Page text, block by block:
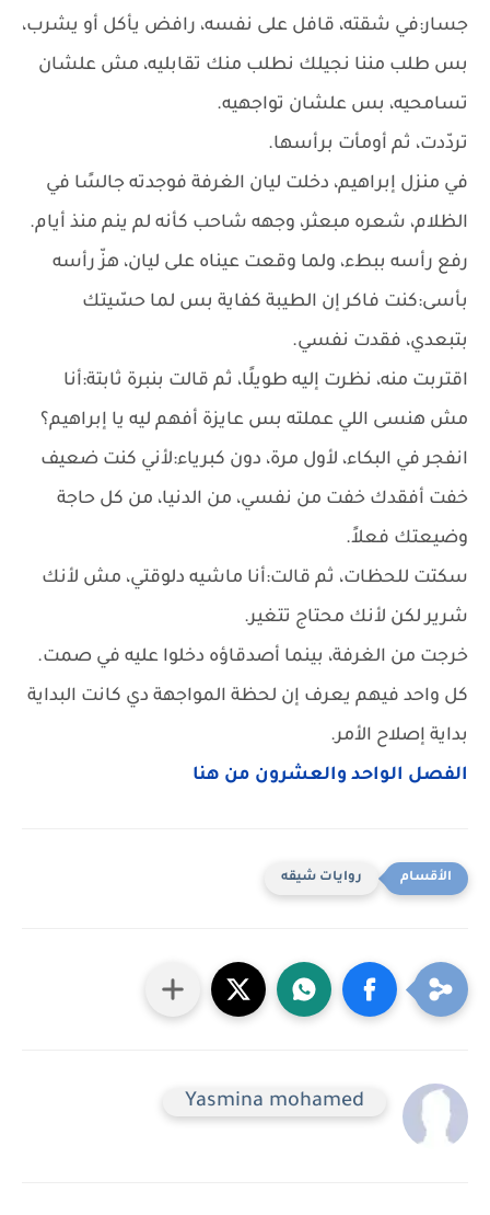
جسار:في شقته، قافل على نفسه، رافض يأكل أو يشرب،
بس طلب مننا نجيلك نطلب منك تقابليه، مش علشان
تسامحيه، بس علشان تواجهيه.
تردّدت، ثم أومأت برأسها.
في منزل إبراهيم، دخلت ليان الغرفة فوجدته جالسًا في
الظلام، شعره مبعثر، وجهه شاحب كأنه لم ينم منذ أيام.
رفع رأسه ببطء، ولما وقعت عيناه على ليان، هزّ رأسه
بأسى:كنت فاكر إن الطيبة كفاية بس لما حسّيتك
بتبعدي، فقدت نفسي.
اقتربت منه، نظرت إليه طويلًا، ثم قالت بنبرة ثابتة:أنا
مش هنسى اللي عملته بس عايزة أفهم ليه يا إبراهيم؟
انفجر في البكاء، لأول مرة، دون كبرياء:لأني كنت ضعيف
خفت أفقدك خفت من نفسي، من الدنيا، من كل حاجة
وضيعتك فعلاً.
سكتت للحظات، ثم قالت:أنا ماشيه دلوقتي، مش لأنك
شرير لكن لأنك محتاج تتغير.
خرجت من الغرفة، بينما أصدقاؤه دخلوا عليه في صمت.
كل واحد فيهم يعرف إن لحظة المواجهة دي كانت البداية
بداية إصلاح الأمر.
الفصل الواحد والعشرون من هنا
روايات شيقه
Yasmina mohamed